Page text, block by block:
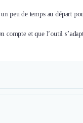
peu de temps au départ
et que l’outil